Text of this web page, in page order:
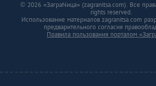
© 2026 «ЗаграNица» (zagranitsa.com). Все
rights reserved.
Использование материалов zagranitsa.com
предварительного согласия
Правила пользования порталом